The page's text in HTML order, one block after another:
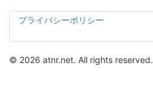
の
事
プライバシーポリシー
© 2026 atnr.net. All rights reserved.